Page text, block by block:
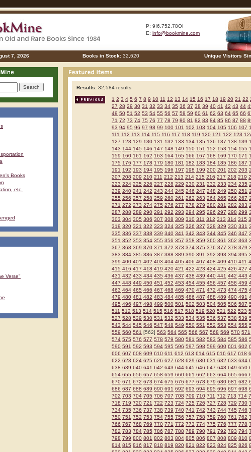
P: 9I6.752.78OI
E: info@bookmine.com
7, 2026 Books in Stock: 32,620 Unique Visitors
Books
etc.
Verse"
Results: 32,584 results
1 2 3 4 5 6 7 8 9 10 11 12 13 14 15 16 17 18 19 20 21 22
27 28 29 30 31 32 33 34 35 36 37 38 39 40 41 42 43 44
49 50 51 52 53 54 55 56 57 58 59 60 61 62 63 64 65 66
71 72 73 74 75 76 77 78 79 80 81 82 83 84 85 86 87 88
93 94 95 96 97 98 99 100 101 102 103 104 105 106 107
111 112 113 114 115 116 117 118 119 120 121 122 123
127 128 129 130 131 132 133 134 135 136 137 138 139
143 144 145 146 147 148 149 150 151 152 153 154 155
159 160 161 162 163 164 165 166 167 168 169 170 171
175 176 177 178 179 180 181 182 183 184 185 186 187
191 192 193 194 195 196 197 198 199 200 201 202 203
207 208 209 210 211 212 213 214 215 216 217 218 219
223 224 225 226 227 228 229 230 231 232 233 234 235
239 240 241 242 243 244 245 246 247 248 249 250 251
255 256 257 258 259 260 261 262 263 264 265 266 267
271 272 273 274 275 276 277 278 279 280 281 282 283
287 288 289 290 291 292 293 294 295 296 297 298 299
303 304 305 306 307 308 309 310 311 312 313 314 315
319 320 321 322 323 324 325 326 327 328 329 330 331
335 336 337 338 339 340 341 342 343 344 345 346 347
351 352 353 354 355 356 357 358 359 360 361 362 363
367 368 369 370 371 372 373 374 375 376 377 378 379
383 384 385 386 387 388 389 390 391 392 393 394 395
399 400 401 402 403 404 405 406 407 408 409 410 411
415 416 417 418 419 420 421 422 423 424 425 426 427
431 432 433 434 435 436 437 438 439 440 441 442 443
447 448 449 450 451 452 453 454 455 456 457 458 459
463 464 465 466 467 468 469 470 471 472 473 474 475
479 480 481 482 483 484 485 486 487 488 489 490 491
495 496 497 498 499 500 501 502 503 504 505 506 507
511 512 513 514 515 516 517 518 519 520 521 522 523
527 528 529 530 531 532 533 534 535 536 537 538 539
543 544 545 546 547 548 549 550 551 552 553 554 555
559 560 561 [562] 563 564 565 566 567 568 569 570 571
574 575 576 577 578 579 580 581 582 583 584 585 586
590 591 592 593 594 595 596 597 598 599 600 601 602
606 607 608 609 610 611 612 613 614 615 616 617 618
622 623 624 625 626 627 628 629 630 631 632 633 634
638 639 640 641 642 643 644 645 646 647 648 649 650
654 655 656 657 658 659 660 661 662 663 664 665 666
670 671 672 673 674 675 676 677 678 679 680 681 682
686 687 688 689 690 691 692 693 694 695 696 697 698
702 703 704 705 706 707 708 709 710 711 712 713 714
718 719 720 721 722 723 724 725 726 727 728 729 730
734 735 736 737 738 739 740 741 742 743 744 745 746
750 751 752 753 754 755 756 757 758 759 760 761 762
766 767 768 769 770 771 772 773 774 775 776 777 778
782 783 784 785 786 787 788 789 790 791 792 793 794
798 799 800 801 802 803 804 805 806 807 808 809 810
814 815 816 817 818 819 820 821 822 823 824 825 826